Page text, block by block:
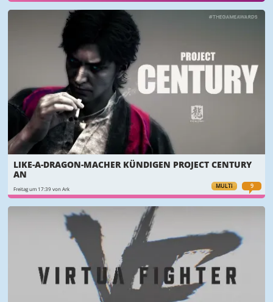
MULTI 9
LIKE-A-DRAGON-MACHER KÜNDIGEN PROJECT CENTURY
AN
Freitag um 17:39 von Ark